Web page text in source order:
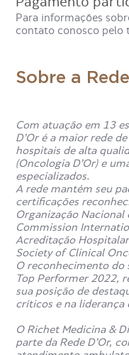
o exame de
Magnética
O exame geralmente
ortopedistas,
Quando o
Magnética
O exame de
normalmente
Para informações
contato conosco pelo
Sobre a
Com atuação em 13
D’Or é a maior rede
hospitais de alta
(Oncologia D’Or) e
especializados.
A rede mantém seu
certificações
Organização
Commission
Acreditação
Society of Clinical
O reconhecimento do
Top Performer 2022,
sua posição de
críticos e na liderança
O Richet Medicina &
parte da Rede D’Or,